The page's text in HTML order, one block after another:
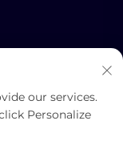
our services.
Personalize